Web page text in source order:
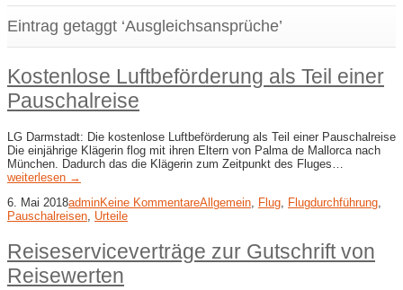
Eintrag getaggt ‘Ausgleichsansprüche’
Kostenlose Luftbeförderung als Teil einer
Pauschalreise
LG Darmstadt: Die kostenlose Luftbeförderung als Teil einer Pauschalreise
Die einjährige Klägerin flog mit ihren Eltern von Palma de Mallorca nach
München. Dadurch das die Klägerin zum Zeitpunkt des Fluges…
weiterlesen →
6. Mai 2018adminKeine KommentareAllgemein, Flug, Flugdurchführung,
Pauschalreisen, Urteile
Reiseserviceverträge zur Gutschrift von
Reisewerten